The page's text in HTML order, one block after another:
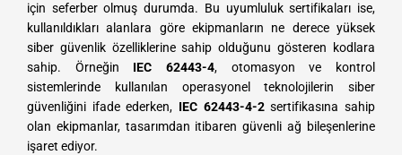
için seferber olmuş durumda. Bu uyumluluk sertifikaları ise,
kullanıldıkları alanlara göre ekipmanların ne derece yüksek
siber güvenlik özelliklerine sahip olduğunu gösteren kodlara
sahip. Örneğin IEC 62443-4, otomasyon ve kontrol
sistemlerinde kullanılan operasyonel teknolojilerin siber
güvenliğini ifade ederken, IEC 62443-4-2sertifikasına sahip
olan ekipmanlar, tasarımdan itibaren güvenli ağ bileşenlerine
işaret ediyor.